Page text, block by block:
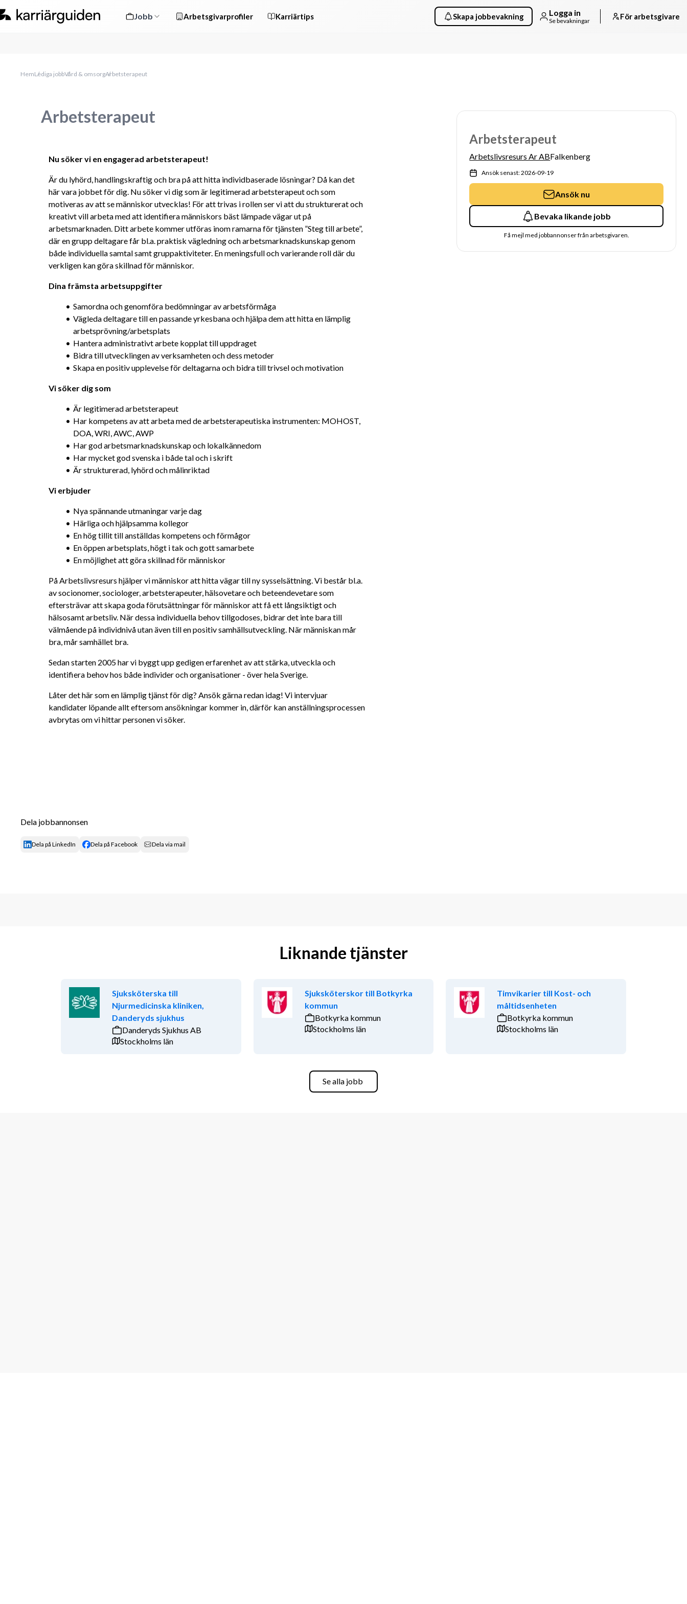
Jobb Arbetsgivarprofiler Karriärtips Skapa jobbevakning Logga in
Se bevakningar För arbetsgivare
HemLediga jobbVård & omsorgArbetsterapeut
Arbetsterapeut
Nu söker vi en engagerad arbetsterapeut!
Är du lyhörd, handlingskraftig och bra på att hitta individbaserade lösningar? Då kan det
här vara jobbet för dig. Nu söker vi dig som är legitimerad arbetsterapeut och som
motiveras av att se människor utvecklas! För att trivas i rollen ser vi att du strukturerat och
kreativt vill arbeta med att identifiera människors bäst lämpade vägar ut på
arbetsmarknaden. Ditt arbete kommer utföras inom ramarna för tjänsten ”Steg till arbete”,
där en grupp deltagare får bl.a. praktisk vägledning och arbetsmarknadskunskap genom
både individuella samtal samt gruppaktiviteter. En meningsfull och varierande roll där du
verkligen kan göra skillnad för människor.
Dina främsta arbetsuppgifter
Samordna och genomföra bedömningar av arbetsförmåga
Vägleda deltagare till en passande yrkesbana och hjälpa dem att hitta en lämplig
arbetsprövning/arbetsplats
Hantera administrativt arbete kopplat till uppdraget
Bidra till utvecklingen av verksamheten och dess metoder
Skapa en positiv upplevelse för deltagarna och bidra till trivsel och motivation
Vi söker dig som
Är legitimerad arbetsterapeut
Har kompetens av att arbeta med de arbetsterapeutiska instrumenten: MOHOST,
DOA, WRI, AWC, AWP
Har god arbetsmarknadskunskap och lokalkännedom
Har mycket god svenska i både tal och i skrift
Är strukturerad, lyhörd och målinriktad
Vi erbjuder
Nya spännande utmaningar varje dag
Härliga och hjälpsamma kollegor
En hög tillit till anställdas kompetens och förmågor
En öppen arbetsplats, högt i tak och gott samarbete
En möjlighet att göra skillnad för människor
På Arbetslivsresurs hjälper vi människor att hitta vägar till ny sysselsättning. Vi består bl.a.
av socionomer, sociologer, arbetsterapeuter, hälsovetare och beteendevetare som
eftersträvar att skapa goda förutsättningar för människor att få ett långsiktigt och
hälsosamt arbetsliv. När dessa individuella behov tillgodoses, bidrar det inte bara till
välmående på individnivå utan även till en positiv samhällsutveckling. När människan mår
bra, mår samhället bra.
Sedan starten 2005 har vi byggt upp gedigen erfarenhet av att stärka, utveckla och
identifiera behov hos både individer och organisationer - över hela Sverige.
Låter det här som en lämplig tjänst för dig? Ansök gärna redan idag! Vi intervjuar
kandidater löpande allt eftersom ansökningar kommer in, därför kan anställningsprocessen
avbrytas om vi hittar personen vi söker.
Arbetsterapeut
Arbetslivsresurs Ar ABFalkenberg
Ansök senast: 2026-09-19
Ansök nu
Bevaka likande jobb
Få mejl med jobbannonser från arbetsgivaren.
Dela jobbannonsen
Dela på LinkedIn Dela på Facebook Dela via mail
Liknande tjänster
Sjuksköterska till
Njurmedicinska kliniken,
Danderyds sjukhus
Danderyds Sjukhus AB
Stockholms län
Sjuksköterskor till Botkyrka
kommun
Botkyrka kommun
Stockholms län
Timvikarier till Kost- och
måltidsenheten
Botkyrka kommun
Stockholms län
Se alla jobb